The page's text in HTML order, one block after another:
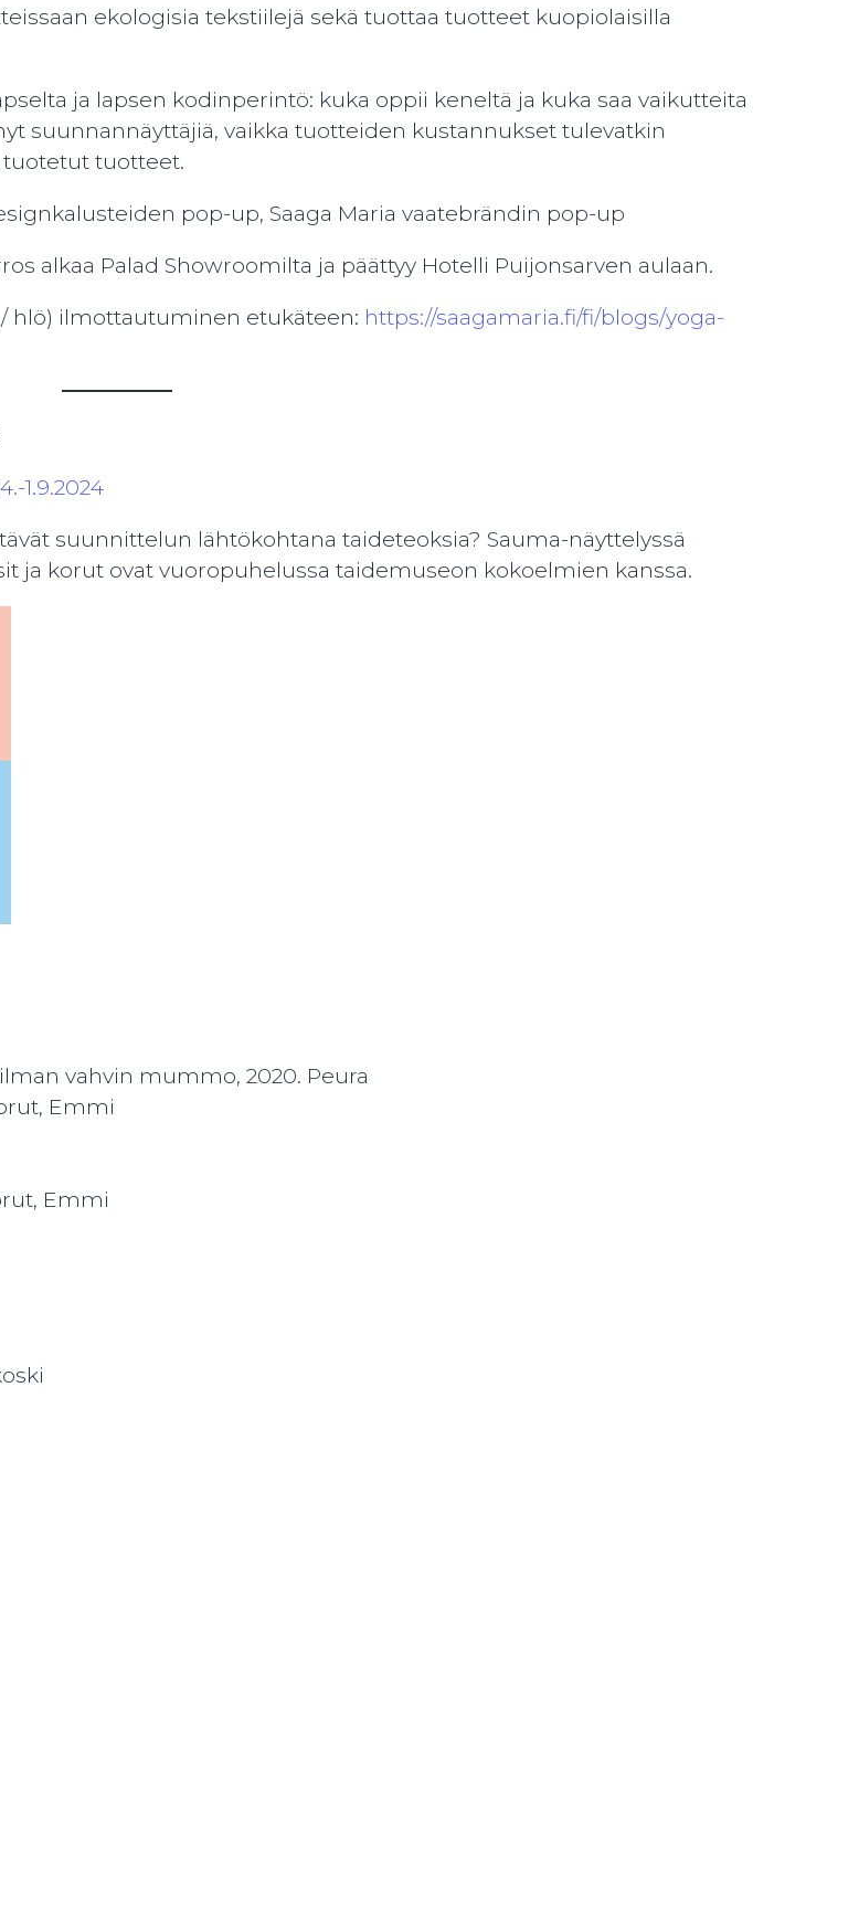
ekologisia tekstiilejä sekä tuottaa tuotteet kuopiolaisilla
ja lapsen kodinperintö: kuka oppii keneltä ja kuka saa vaikutteita
suunnannäyttäjiä, vaikka tuotteiden kustannukset tulevatkin
tuotteet.
pop-up, Saaga Maria vaatebrändin pop-up
alkaa Palad Showroomilta ja päättyy Hotelli Puijonsarven aulaan.
hlö) ilmottautuminen etukäteen: https://saagamaria.fi/fi/blogs/yoga-
1.9.2024
suunnittelun lähtökohtana taideteoksia? Sauma-näyttelyssä
ja korut ovat vuoropuhelussa taidemuseon kokoelmien kanssa.
vahvin mummo, 2020. Peura
Emmi
Emmi